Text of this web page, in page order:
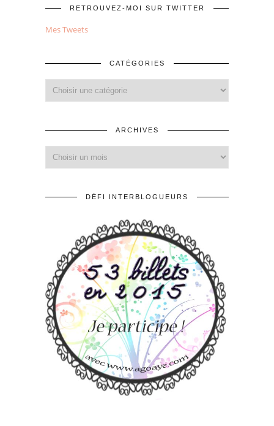
RETROUVEZ-MOI SUR TWITTER
Mes Tweets
CATÉGORIES
ARCHIVES
DÉFI INTERBLOGUEURS